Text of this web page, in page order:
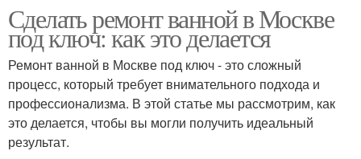
Сделать ремонт ванной в Москве
под ключ: как это делается
Ремонт ванной в Москве под ключ - это сложный
процесс, который требует внимательного подхода и
профессионализма. В этой статье мы рассмотрим, как
это делается, чтобы вы могли получить идеальный
результат.